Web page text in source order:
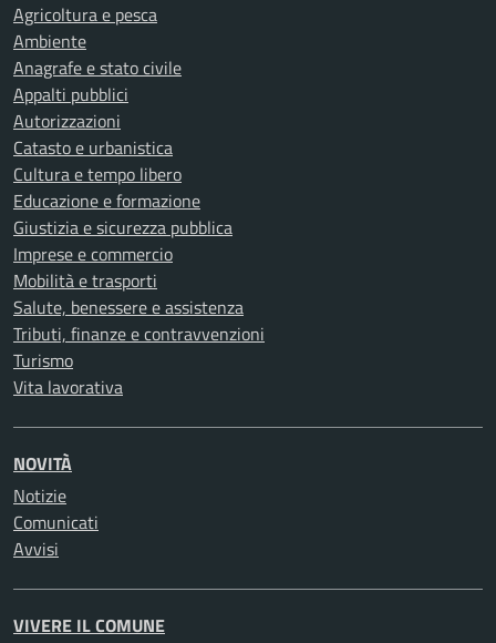
Agricoltura e pesca
Ambiente
Anagrafe e stato civile
Appalti pubblici
Autorizzazioni
Catasto e urbanistica
Cultura e tempo libero
Educazione e formazione
Giustizia e sicurezza pubblica
Imprese e commercio
Mobilità e trasporti
Salute, benessere e assistenza
Tributi, finanze e contravvenzioni
Turismo
Vita lavorativa
NOVITÀ
Notizie
Comunicati
Avvisi
VIVERE IL COMUNE